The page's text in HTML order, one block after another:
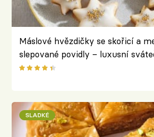
Máslové hvězdičky se skořicí a
slepované povidly – luxusní
SLADKÉ